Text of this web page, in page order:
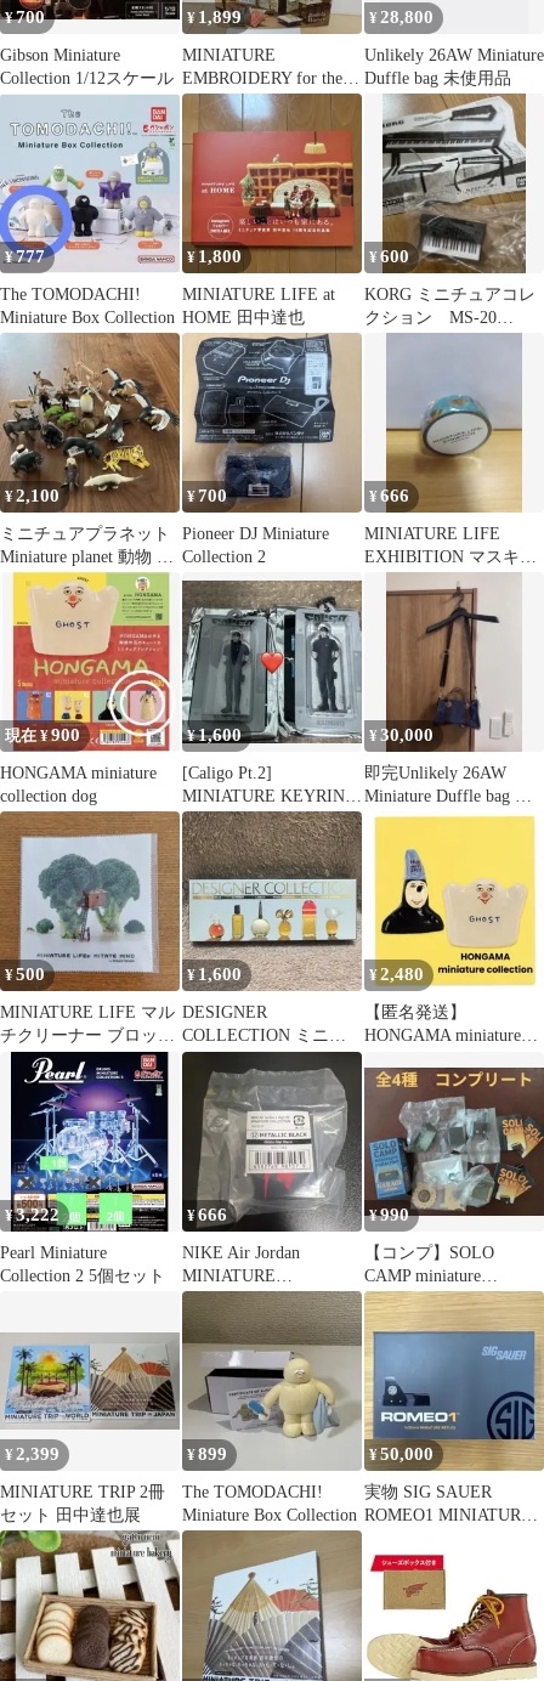
¥700
Gibson Miniature
Collection 1/12スケール
¥ 1,899
MINIATURE
EMBROIDERY for the
TUDOR & STU
¥28,800
Unlikely 26AW Miniature
Duffle bag 未使用品
¥777
The TOMODACHI!
Miniature Box Collection
¥ 1,800
MINIATURE LIFE at
HOME 田中達也
¥600
KORG ミニチュアコレ
クション MS-20
¥2,100
ミニチュアプラネット
Miniature planet 動物 フ
ィギュア 21体
¥700
Pioneer DJ Miniature
Collection 2
¥666
MINIATURE LIFE
EXHIBITION マスキン
現在 ¥900
HONGAMA miniature
collection dog
¥1,600
[Caligo Pt.2]
MINIATURE KEYRING
ウノ
¥30,000
即完Unlikely 26AW
Miniature Duffle bag 新
品
¥500
MINIATURE LIFE マル
チクリーナー ブロッコ
リーハウス
¥1,600
DESIGNER
COLLECTION ミニュ
チュア香水 6点セット
¥2,480
【匿名発送】
HONGAMA miniature
¥3,222
Pearl Miniature
Collection 2 5個セット
¥666
NIKE Air Jordan
MINIATURE
COLLECTION ガチャ
¥990
【コンプ】SOLO
CAMP miniature
collection 全4種
¥ 2,399
MINIATURE TRIP 2冊
セット 田中達也展
¥899
The TOMODACHI!
Miniature Box Collection
¥50,000
実物 SIG SAUER
ROMEO1 MINIATURE